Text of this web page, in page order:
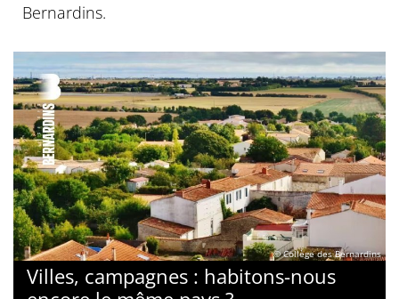
Bernardins.
© Collège des Bernardins
Villes, campagnes : habitons-nous